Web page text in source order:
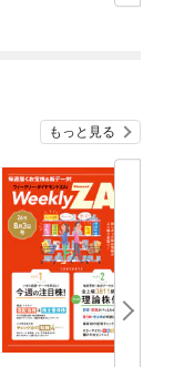
もっと見る